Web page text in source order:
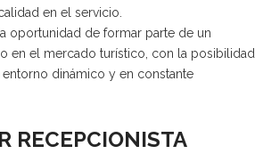
en el servicio.
oportunidad de formar parte de un
en el mercado turístico, con la posibilidad
entorno dinámico y en constante
RECEPCIONISTA